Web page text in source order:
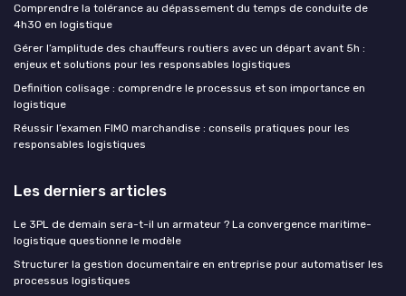
Comprendre la tolérance au dépassement du temps de conduite de
4h30 en logistique
Gérer l’amplitude des chauffeurs routiers avec un départ avant 5h :
enjeux et solutions pour les responsables logistiques
Definition colisage : comprendre le processus et son importance en
logistique
Réussir l’examen FIMO marchandise : conseils pratiques pour les
responsables logistiques
Les derniers articles
Le 3PL de demain sera-t-il un armateur ? La convergence maritime-
logistique questionne le modèle
Structurer la gestion documentaire en entreprise pour automatiser les
processus logistiques